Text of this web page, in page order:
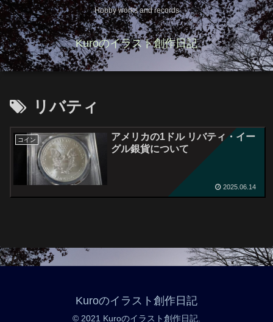
Hobby works and records
Kuroのイラスト創作日記
リバティ
コイン
アメリカの1ドル リバティ・イー
グル銀貨について
2025.06.14
Kuroのイラスト創作日記
© 2021 Kuroのイラスト創作日記.